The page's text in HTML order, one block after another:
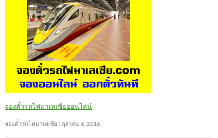
จองตั๋วรถไฟมาเลเซียออนไลน์
จองตั๋วรถไฟมาเลเซีย ตุลาคม 6, 2016